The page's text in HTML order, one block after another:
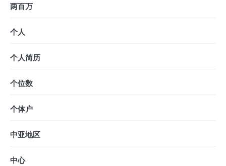
两百万
个人
个人简历
个位数
个体户
中亚地区
中心